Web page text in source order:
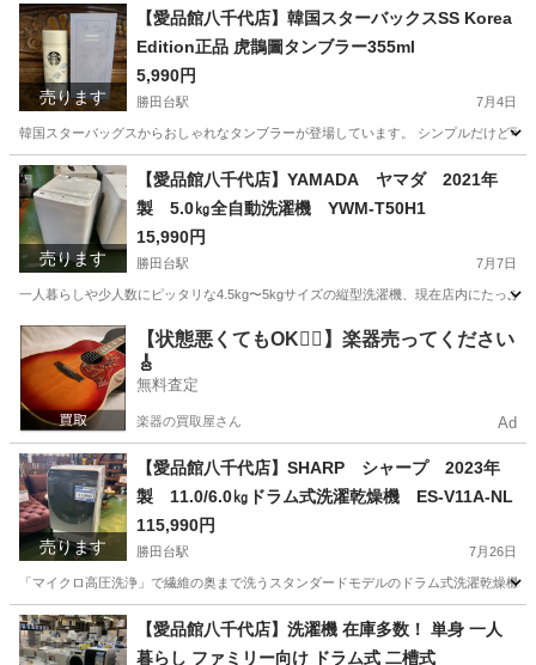
千葉 八千代市 勝田台駅 収納家具 商品
売ります
【愛品館八千代店】韓国スターバックスSS Korea
Edition正品 虎鵲圖タンブラー355ml
5,990円
勝田台駅 7月4日
韓国スターバッグスからおしゃれなタンブラーが登場しています。 シンプルだけど
千葉 八千代市 勝田台駅 食器
売ります
【愛品館八千代店】YAMADA ヤマダ 2021年
製 5.0㎏全自動洗濯機 YWM-T50H1
15,990円
勝田台駅 7月7日
一人暮らしや少人数にピッタリな4.5kg〜5kgサイズの縦型洗濯機、現在店内にたっぷ
千葉 八千代市 勝田台駅 生活家電 商品
【状態悪くてもOK🙆‍♀️】楽器売ってください
🎸
無料査定
楽器の買取屋さん Ad
売ります
【愛品館八千代店】SHARP シャープ 2023年
製 11.0/6.0㎏ドラム式洗濯乾燥機 ES-V11A-NL
115,990円
勝田台駅 7月26日
「マイクロ高圧洗浄」で繊維の奥まで洗うスタンダードモデルのドラム式洗濯乾燥
千葉 八千代市 勝田台駅 生活家電 商品
【愛品館八千代店】洗濯機 在庫多数！ 単身 一人
暮らし ファミリー向け ドラム式 二槽式